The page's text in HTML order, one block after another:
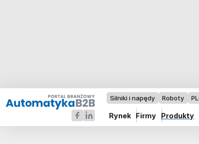
Silniki i napędy Roboty
Rynek Firmy Produkty